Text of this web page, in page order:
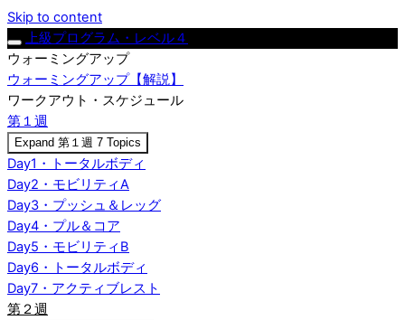
Skip to content
上級プログラム・レベル４
ウォーミングアップ
ウォーミングアップ【解説】
ワークアウト・スケジュール
第１週
Expand 第１週 7 Topics
Day1・トータルボディ
Day2・モビリティA
Day3・プッシュ＆レッグ
Day4・プル＆コア
Day5・モビリティB
Day6・トータルボディ
Day7・アクティブレスト
第２週